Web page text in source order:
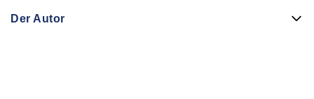
Der Autor